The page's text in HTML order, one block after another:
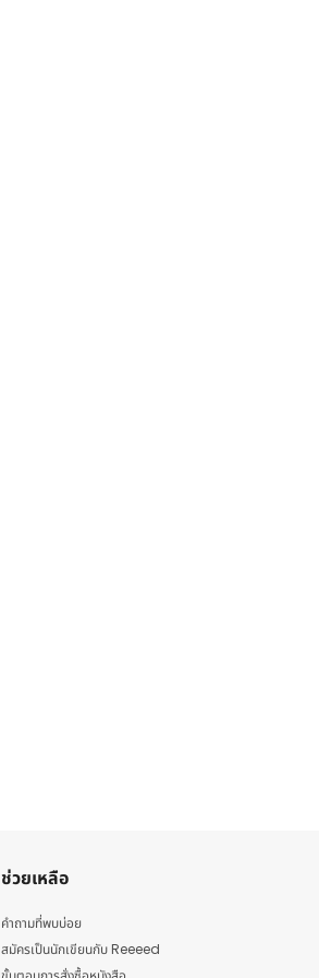
ช่วยเหลือ
คำถามที่พบบ่อย
สมัครเป็นนักเขียนกับ Reeeed